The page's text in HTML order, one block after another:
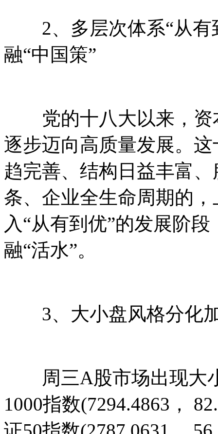
2、多层次体系“从有
融“中国策”
党的十八大以来，资
逐步迈向高质量发展。
趋完善、结构日益丰富
条、企业全生命周期的
入“从有到优”的发展阶
融“活水”。
3、大小盘风格分化加
周三A股市场出现大
1000指数(7294.4863，